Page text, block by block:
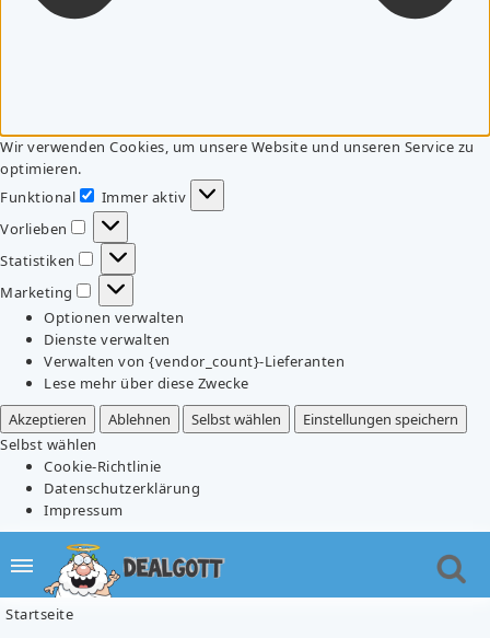
Wir verwenden Cookies, um unsere Website und unseren Service zu
optimieren.
Funktional
Funktional
Immer aktiv
Vorlieben
Vorlieben
Statistiken
Statistiken
Marketing
Marketing
Optionen verwalten
Dienste verwalten
Verwalten von {vendor_count}-Lieferanten
Lese mehr über diese Zwecke
Akzeptieren
Ablehnen Selbst wählen
Einstellungen speichern
Selbst wählen
Cookie-Richtlinie
Datenschutzerklärung
Impressum
Startseite